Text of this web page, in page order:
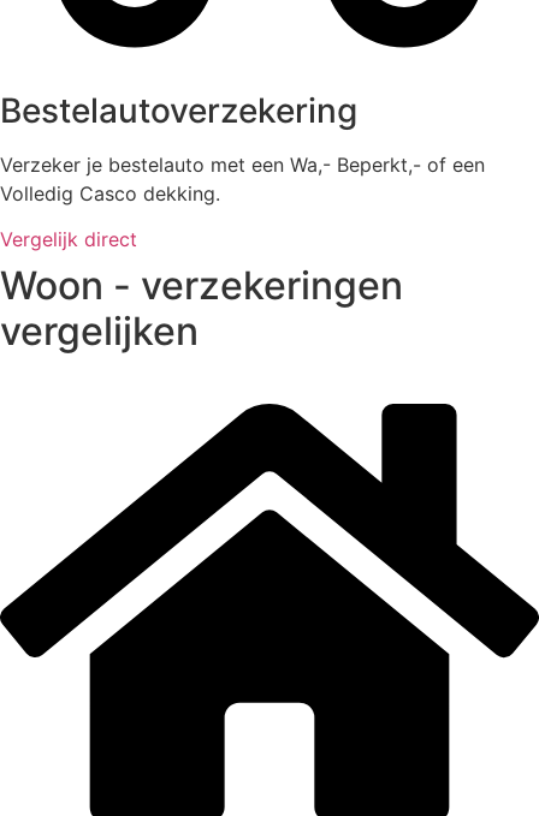
Bestelautoverzekering
Verzeker je bestelauto met een Wa,- Beperkt,- of een
Volledig Casco dekking.
Vergelijk direct
Woon - verzekeringen
vergelijken